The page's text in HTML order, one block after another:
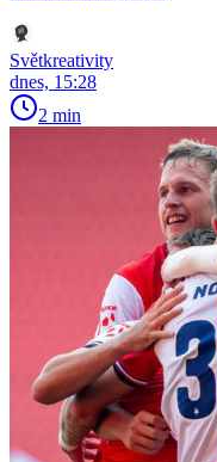
Světkreativity
dnes, 15:28
2 min